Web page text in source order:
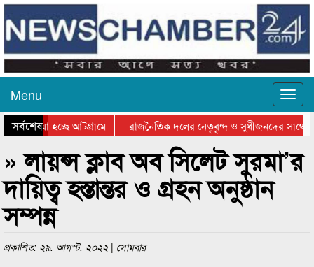
Menu
সর্বশেষ
যাওয়া হচ্ছে আটগ্রামে
রাজনৈতিক দলের নেতৃবৃন্দ ও সুধীজনদের সাথে
সিলেটে বাংলাদেশ গ্রুপ থিয়েটার
» লায়ন্স ক্লাব অব সিলেট সুরমা’র
দায়িত্ব হস্তান্তর ও গ্রহন অনুষ্ঠান
সম্পন্ন
প্রকাশিত: ২৯. আগস্ট. ২০২২ | সোমবার